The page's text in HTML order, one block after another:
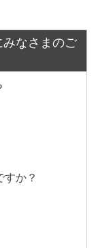
なさまのご
すか？